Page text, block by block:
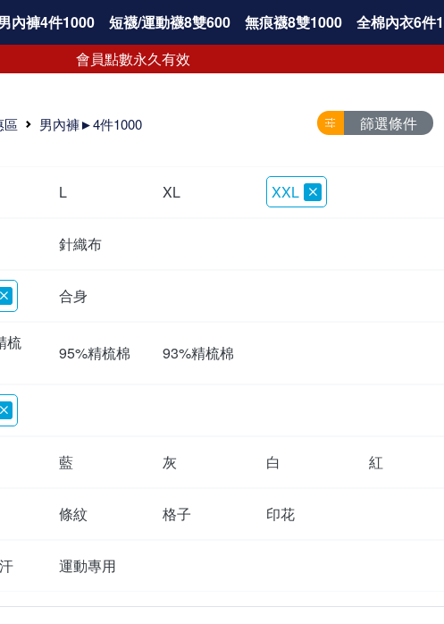
內褲4件1000 短襪/運動襪8雙600 無痕襪8雙1000
全棉內衣6件
會員點數永久有效
區 男內褲►4件1000 篩選條件
L XL XXL
針織布
合身
梳
95%精梳棉 93%精梳棉
藍 灰 白 紅
條紋 格子 印花
運動專用